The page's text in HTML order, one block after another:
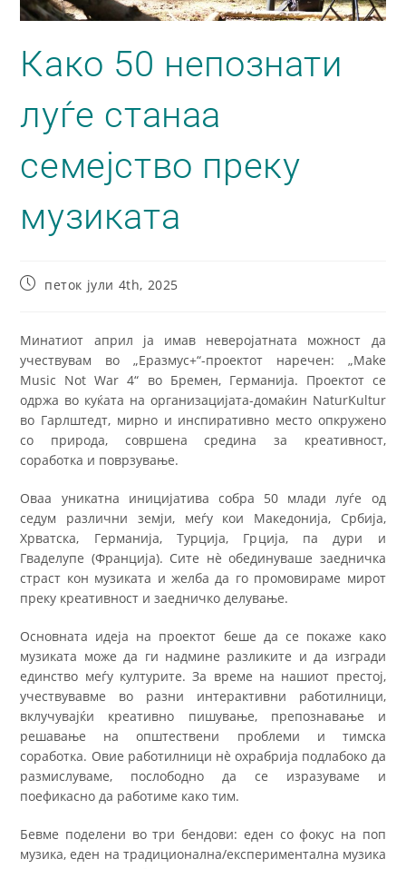
Како 50 непознати
луѓе станаа
семејство преку
музиката
петок јули 4th, 2025
Минатиот април ја имав неверојатната можност да
учествувам во „Еразмус+“-проектот наречен: „Make
Music Not War 4“ во Бремен, Германија. Проектот се
одржа во куќата на организацијата-домаќин NaturKultur
во Гарлштедт, мирно и инспиративно место опкружено
со природа, совршена средина за креативност,
соработка и поврзување.
Оваа уникатна иницијатива собра 50 млади луѓе од
седум различни земји, меѓу кои Македонија, Србија,
Хрватска, Германија, Турција, Грција, па дури и
Гваделупе (Франција). Сите нè обединуваше заедничка
страст кон музиката и желба да го промовираме мирот
преку креативност и заедничко делување.
Основната идеја на проектот беше да се покаже како
музиката може да ги надмине разликите и да изгради
единство меѓу културите. За време на нашиот престој,
учествувавме во разни интерактивни работилници,
вклучувајќи креативно пишување, препознавање и
решавање на општествени проблеми и тимска
соработка. Овие работилници нè охрабрија подлабоко да
размислуваме, послободно да се изразуваме и
поефикасно да работиме како тим.
Бевме поделени во три бендови: еден со фокус на поп
музика, еден на традиционална/експериментална музика